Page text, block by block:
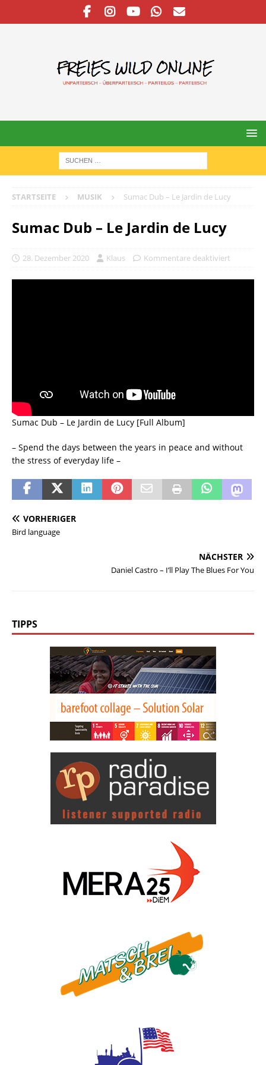
STARTSEITE MUSIK Sumac Dub – Le Jardin de Lucy
Sumac Dub – Le Jardin de Lucy
28. Dezember 2020 Klaus Kommentare deaktiviert
Sumac Dub – Le Jardin de Lucy [Full Album]
– Spend the days between the years in peace and without
the stress of everyday life –
VORHERIGER
Bird language
NÄCHSTER
Daniel Castro – I’ll Play The Blues For You
TIPPS